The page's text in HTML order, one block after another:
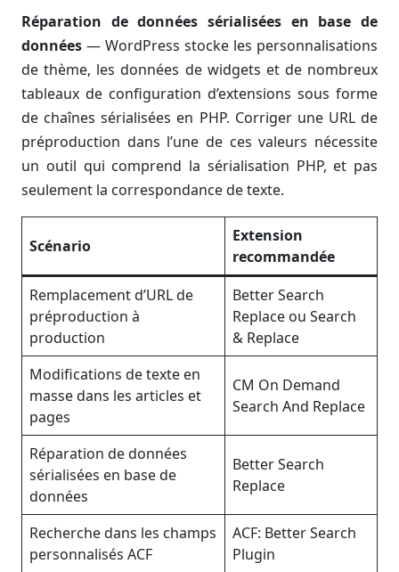
Réparation de données sérialisées en base de
données — WordPress stocke les personnalisations
de thème, les données de widgets et de nombreux
tableaux de configuration d’extensions sous forme
de chaînes sérialisées en PHP. Corriger une URL de
préproduction dans l’une de ces valeurs nécessite
un outil qui comprend la sérialisation PHP, et pas
seulement la correspondance de texte.
Scénario
Extension
recommandée
Remplacement d’URL de
préproduction à
production
Better Search
Replace ou Search
& Replace
Modifications de texte en
masse dans les articles et
pages
CM On Demand
Search And Replace
Réparation de données
sérialisées en base de
données
Better Search
Replace
Recherche dans les champs
personnalisés ACF
ACF: Better Search
Plugin